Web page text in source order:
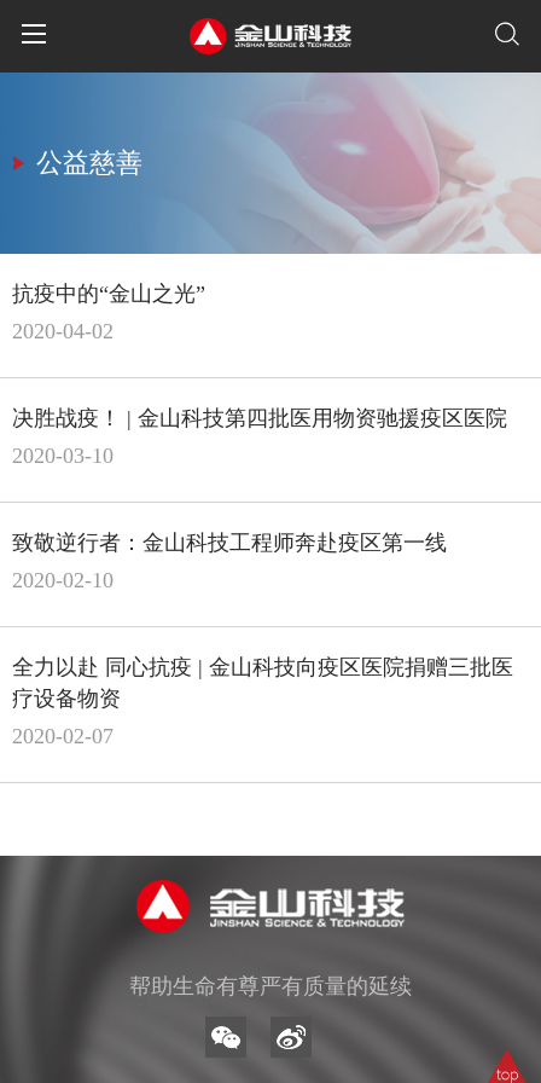
公益慈善
抗疫中的“金山之光”
2020-04-02
决胜战疫！ | 金山科技第四批医用物资驰援疫区医院
2020-03-10
致敬逆行者：金山科技工程师奔赴疫区第一线
2020-02-10
全力以赴 同心抗疫 | 金山科技向疫区医院捐赠三批医
疗设备物资
2020-02-07
帮助生命有尊严有质量的延续